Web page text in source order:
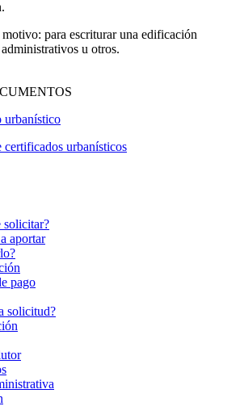
para escriturar una edificación
u otros.
urbanístico
urbanísticos
solicitar?
aportar
pago
solicitud?